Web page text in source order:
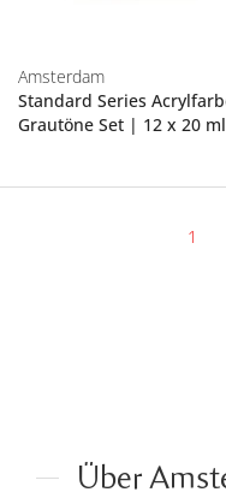
Amsterdam
Standard Series
Grautöne Set | 12 x 20 ml
1
Über